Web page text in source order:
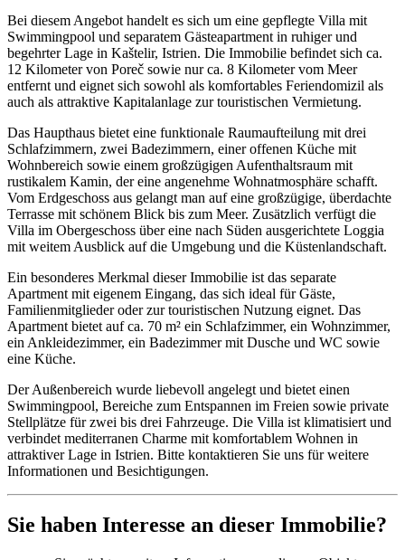
Bei diesem Angebot handelt es sich um eine gepflegte Villa mit
Swimmingpool und separatem Gästeapartment in ruhiger und
begehrter Lage in Kaštelir, Istrien. Die Immobilie befindet sich ca.
12 Kilometer von Poreč sowie nur ca. 8 Kilometer vom Meer
entfernt und eignet sich sowohl als komfortables Feriendomizil als
auch als attraktive Kapitalanlage zur touristischen Vermietung.
Das Haupthaus bietet eine funktionale Raumaufteilung mit drei
Schlafzimmern, zwei Badezimmern, einer offenen Küche mit
Wohnbereich sowie einem großzügigen Aufenthaltsraum mit
rustikalem Kamin, der eine angenehme Wohnatmosphäre schafft.
Vom Erdgeschoss aus gelangt man auf eine großzügige, überdachte
Terrasse mit schönem Blick bis zum Meer. Zusätzlich verfügt die
Villa im Obergeschoss über eine nach Süden ausgerichtete Loggia
mit weitem Ausblick auf die Umgebung und die Küstenlandschaft.
Ein besonderes Merkmal dieser Immobilie ist das separate
Apartment mit eigenem Eingang, das sich ideal für Gäste,
Familienmitglieder oder zur touristischen Nutzung eignet. Das
Apartment bietet auf ca. 70 m² ein Schlafzimmer, ein Wohnzimmer,
ein Ankleidezimmer, ein Badezimmer mit Dusche und WC sowie
eine Küche.
Der Außenbereich wurde liebevoll angelegt und bietet einen
Swimmingpool, Bereiche zum Entspannen im Freien sowie private
Stellplätze für zwei bis drei Fahrzeuge. Die Villa ist klimatisiert und
verbindet mediterranen Charme mit komfortablem Wohnen in
attraktiver Lage in Istrien. Bitte kontaktieren Sie uns für weitere
Informationen und Besichtigungen.
Sie haben Interesse an dieser Immobilie?